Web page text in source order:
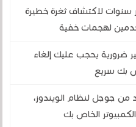
لاكتشاف ثغرة خطيرة
لهجمات خفية
ضرورية يحجب عليك إلغاء
بك سريع
من جوجل لنظام الويندوز،
الخاص بك